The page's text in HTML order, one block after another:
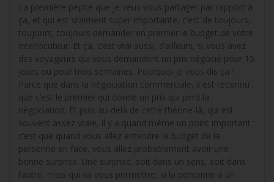
La première pépite que je veux vous partager par rapport à
ça, et qui est vraiment super importante, c’est de toujours,
toujours, toujours demander en premier le budget de votre
interlocuteur. Et ça, c’est vrai aussi, d’ailleurs, si vous avez
des voyageurs qui vous demandent un prix négocié pour 15
jours ou pour trois semaines. Pourquoi je vous dis ça ?
Parce que dans la négociation commerciale, il est reconnu
que c’est le premier qui donne un prix qui perd la
négociation. Et puis au-delà de cette théorie-là, qui est
souvent assez vraie, il y a quand même un point important :
c’est que quand vous allez entendre le budget de la
personne en face, vous allez probablement avoir une
bonne surprise. Une surprise, soit dans un sens, soit dans
l’autre, mais qui va vous permettre, si la personne a un